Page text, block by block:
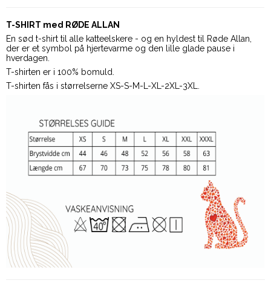
T-SHIRT med RØDE ALLAN
En sød t-shirt til alle katteelskere - og en hyldest til Røde Allan,
der er et symbol på hjertevarme og den lille glade pause i
hverdagen.
T-shirten er i 100% bomuld.
T-shirten fås i størrelserne XS-S-M-L-XL-2XL-3XL.